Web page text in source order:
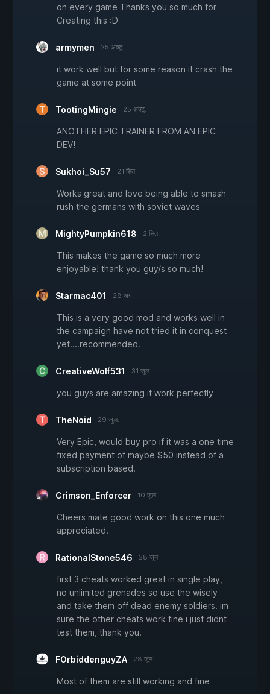
on every game Thanks you so much for
Creating this :D
armymen 25 अक्टू.
it work well but for some reason it crash the
game at some point
TootingMingie 25 अक्टू.
ANOTHER EPIC TRAINER FROM AN EPIC
DEV!
Sukhoi_Su57 21 सित.
Works great and love being able to smash
rush the germans with soviet waves
MightyPumpkin618 2 सित.
This makes the game so much more
enjoyable! thank you guy/s so much!
Starmac401 28 अग.
This is a very good mod and works well in
the campaign have not tried it in conquest
yet....recommended.
CreativeWolf531 31 जुल.
you guys are amazing it work perfectly
TheNoid 29 जुल.
Very Epic, would buy pro if it was a one time
fixed payment of maybe $50 instead of a
subscription based.
Crimson_Enforcer 10 जुल.
Cheers mate good work on this one much
appreciated.
RationalStone546 28 जून
first 3 cheats worked great in single play,
no unlimited grenades so use the wisely
and take them off dead enemy soldiers. im
sure the other cheats work fine i just didnt
test them, thank you.
FOrbiddenguyZA 28 जून
Most of them are still working and fine